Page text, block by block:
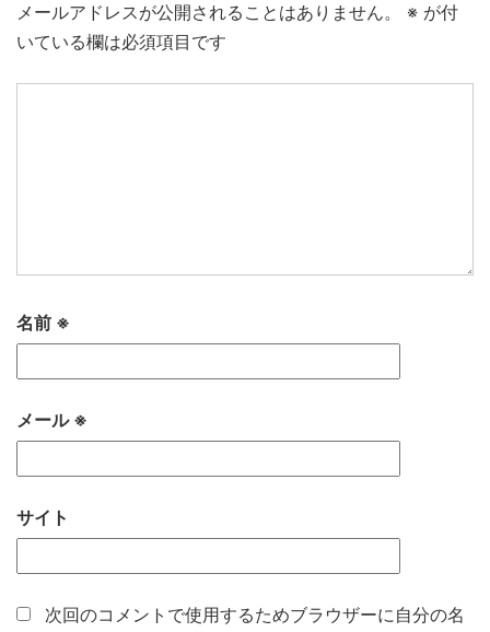
メールアドレスが公開されることはありません。 ※ が付
いている欄は必須項目です
名前 ※
メール ※
サイト
次回のコメントで使用するためブラウザーに自分の名